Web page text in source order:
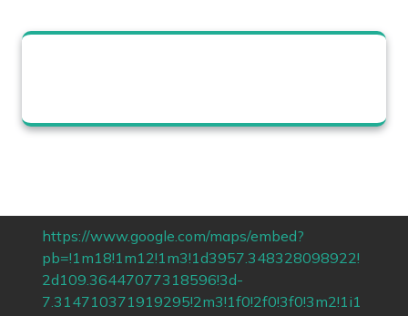
https://www.google.com/maps/embed?
pb=!1m18!1m12!1m3!1d3957.348328098922!
2d109.36447077318596!3d-
7.314710371919295!2m3!1f0!2f0!3f0!3m2!1i1